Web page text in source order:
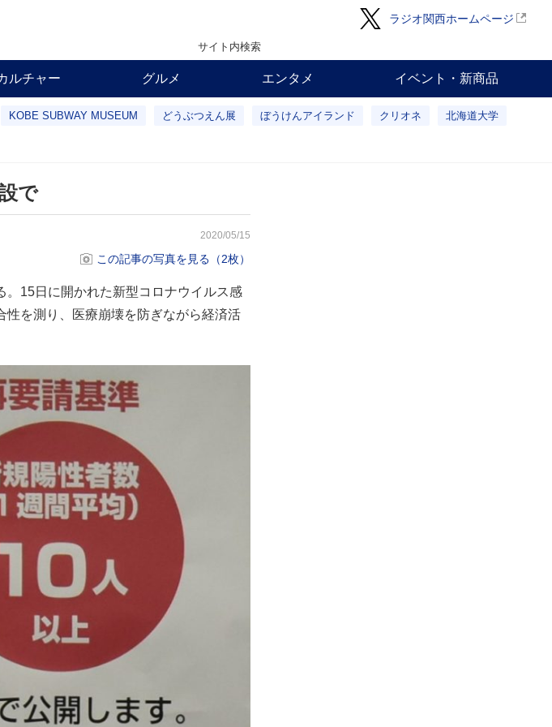
ラジオ関西ホームページ
サイト内検索
ルチャー グルメ エンタメ イベント・新商品
KOBE SUBWAY MUSEUM どうぶつえん展 ぼうけんアイランド クリオネ 北海道大学
で
2020/05/15
この記事の写真を見る（2枚）
15日に開かれた新型コロナウイルス感
を測り、医療崩壊を防ぎながら経済活